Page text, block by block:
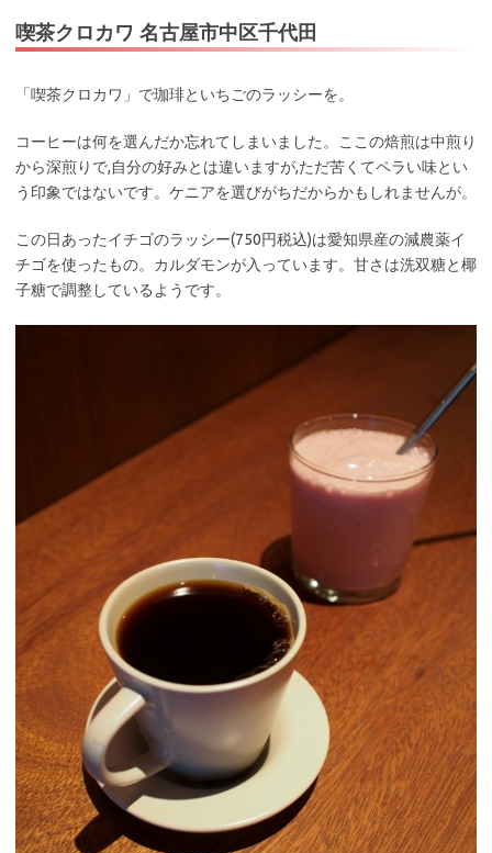
喫茶クロカワ 名古屋市中区千代田
「喫茶クロカワ」で珈琲といちごのラッシーを。
コーヒーは何を選んだか忘れてしまいました。ここの焙煎は中煎り
から深煎りで,自分の好みとは違いますが,ただ苦くてペラい味とい
う印象ではないです。ケニアを選びがちだからかもしれませんが。
この日あったイチゴのラッシー(750円税込)は愛知県産の減農薬イ
チゴを使ったもの。カルダモンが入っています。甘さは洗双糖と椰
子糖で調整しているようです。